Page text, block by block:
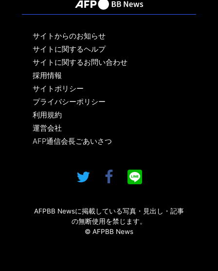
サイトからのお知らせ
サイトに関するヘルプ
サイトに関するお問い合わせ
採用情報
サイトポリシー
プライバシーポリシー
利用規約
運営会社
AFP通信会長ごあいさつ
AFPBB Newsに掲載している写真・見出し・記事
の無断使用を禁じます。
© AFPBB News